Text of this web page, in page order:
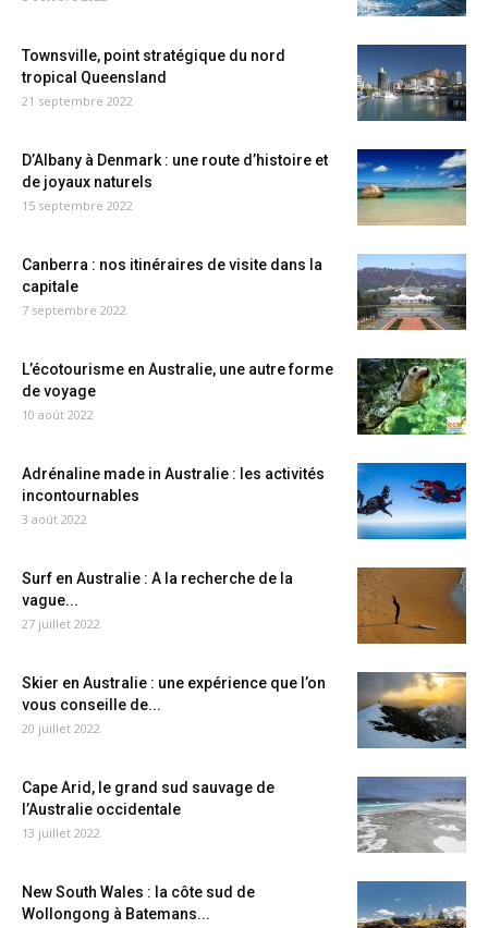
Townsville, point stratégique du nord
tropical Queensland
21 septembre 2022
D’Albany à Denmark : une route d’histoire et
de joyaux naturels
15 septembre 2022
Canberra : nos itinéraires de visite dans la
capitale
7 septembre 2022
L’écotourisme en Australie, une autre forme
de voyage
10 août 2022
Adrénaline made in Australie : les activités
incontournables
3 août 2022
Surf en Australie : A la recherche de la
vague...
27 juillet 2022
Skier en Australie : une expérience que l’on
vous conseille de...
20 juillet 2022
Cape Arid, le grand sud sauvage de
l’Australie occidentale
13 juillet 2022
New South Wales : la côte sud de
Wollongong à Batemans...